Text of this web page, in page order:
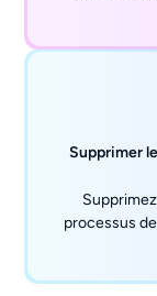
Supprimer
processus